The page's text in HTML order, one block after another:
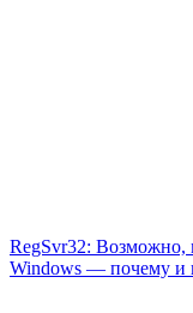
RegSvr32: Возможно,
Windows — почему и